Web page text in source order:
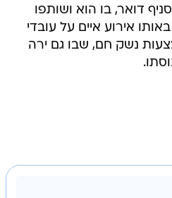
דואר, בו הוא ושותפו
באותו אירוע איים על עובדי
נשק חם, שבו גם ירה